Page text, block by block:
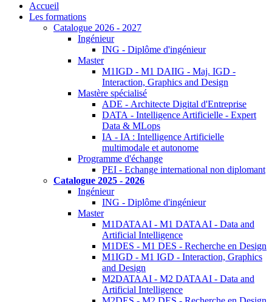
Accueil
Les formations
Catalogue 2026 - 2027
Ingénieur
ING - Diplôme d'ingénieur
Master
M1IGD - M1 DAIIG - Maj. IGD -
Interaction, Graphics and Design
Mastère spécialisé
ADE - Architecte Digital d'Entreprise
DATA - Intelligence Artificielle - Expert
Data & MLops
IA - IA : Intelligence Artificielle
multimodale et autonome
Programme d'échange
PEI - Echange international non diplomant
Catalogue 2025 - 2026
Ingénieur
ING - Diplôme d'ingénieur
Master
M1DATAAI - M1 DATAAI - Data and
Artificial Intelligence
M1DES - M1 DES - Recherche en Design
M1IGD - M1 IGD - Interaction, Graphics
and Design
M2DATAAI - M2 DATAAI - Data and
Artificial Intelligence